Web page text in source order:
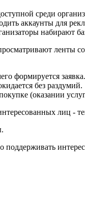
среди
аккаунты для
набирают
ленты
формируется заявка.
без раздумий.
(оказании
лиц
поддерживать